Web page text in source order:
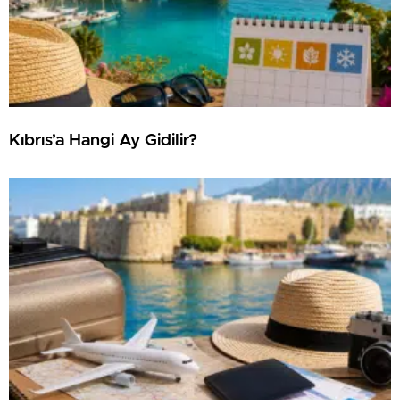
Kıbrıs’a Hangi Ay Gidilir?